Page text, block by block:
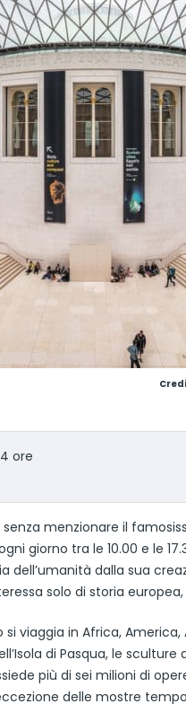
ore
menzionare il
giorno tra le 10.00 e le
dell’umanità dalla sua
solo di storia
viaggia in Africa,
di Pasqua, le
più di sei milioni di
delle mostre